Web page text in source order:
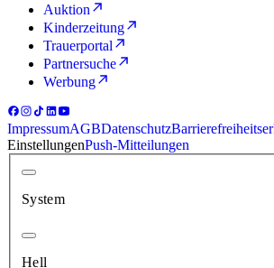
Auktion
Kinderzeitung
Trauerportal
Partnersuche
Werbung
ImpressumAGBDatenschutz
EinstellungenPush-Mitteilungen
System
Hell